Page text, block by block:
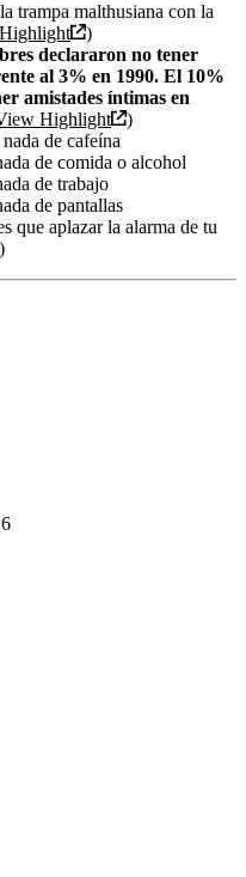
trampa malthusiana con la
)
declararon no tener
al 3% en 1990. El 10%
amistades íntimas en
Highlight
)
de cafeína
de comida o alcohol
de trabajo
de pantallas
que aplazar la alarma de tu